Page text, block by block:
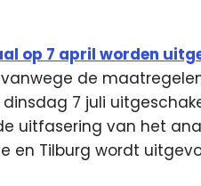
op 7 april worden
de
7 juli
uitfasering van het
en Tilburg wordt